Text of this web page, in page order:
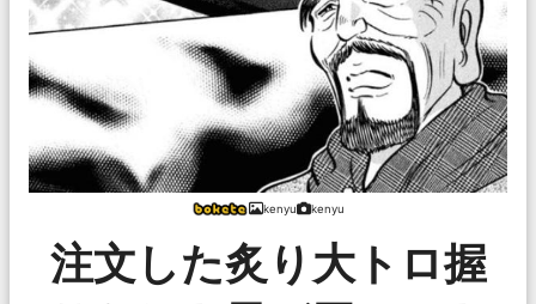
kenyu kenyu
注文した炙り大トロ握